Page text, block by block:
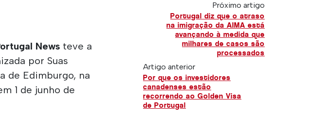
News teve a
por Suas
de Edimburgo, na
1 de junho de
Próximo artigo
Portugal diz que o atraso
na imigração da AIMA está
avançando à medida que
milhares de casos são
processados
Artigo anterior
Por que os investidores
canadenses estão
recorrendo ao Golden Visa
de Portugal